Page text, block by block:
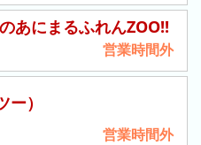
あにまるふれんZOO!!
営業時間外
ー）
営業時間外